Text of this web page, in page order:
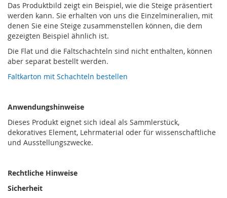
Das Produktbild zeigt ein Beispiel, wie die Steige präsentiert
werden kann. Sie erhalten von uns die Einzelmineralien, mit
denen Sie eine Steige zusammenstellen können, die dem
gezeigten Beispiel ähnlich ist.
Die Flat und die Faltschachteln sind nicht enthalten, können
aber separat bestellt werden.
Faltkarton mit Schachteln bestellen
Anwendungshinweise
Dieses Produkt eignet sich ideal als Sammlerstück,
dekoratives Element, Lehrmaterial oder für wissenschaftliche
und Ausstellungszwecke.
Rechtliche Hinweise
Sicherheit